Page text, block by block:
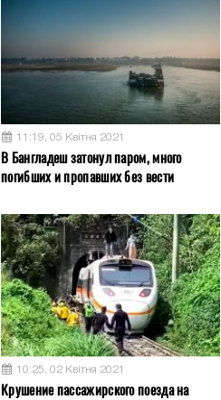
11:19, 05 Квітня 2021
В Бангладеш затонул паром, много
погибших и пропавших без вести
10:25, 02 Квітня 2021
Крушение пассажирского поезда на